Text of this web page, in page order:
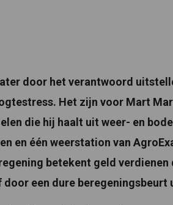
door het verantwoord
Het zijn voor Mart
die hij haalt uit weer- en
en één weerstation van
betekent geld
een dure beregeningsbeurt